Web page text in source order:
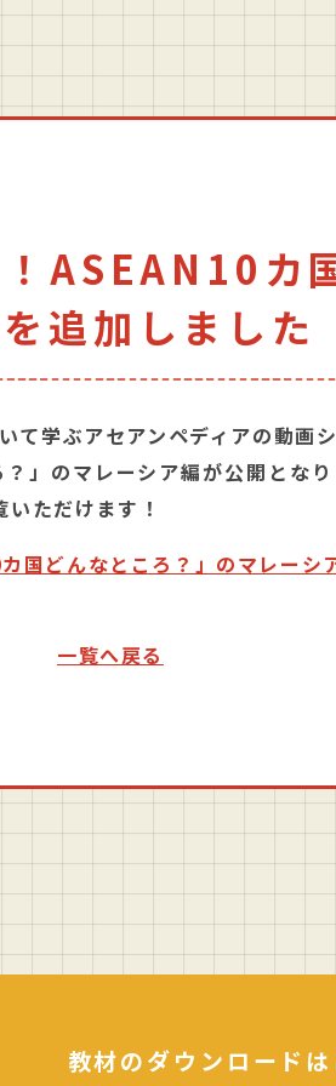
ASEAN10カ
追加しました
て学ぶアセアンペディアの動画
」のマレーシア編が公開とな
ただけます！
国どんなところ？」のマレーシ
一覧へ戻る
教材のダウンロードは